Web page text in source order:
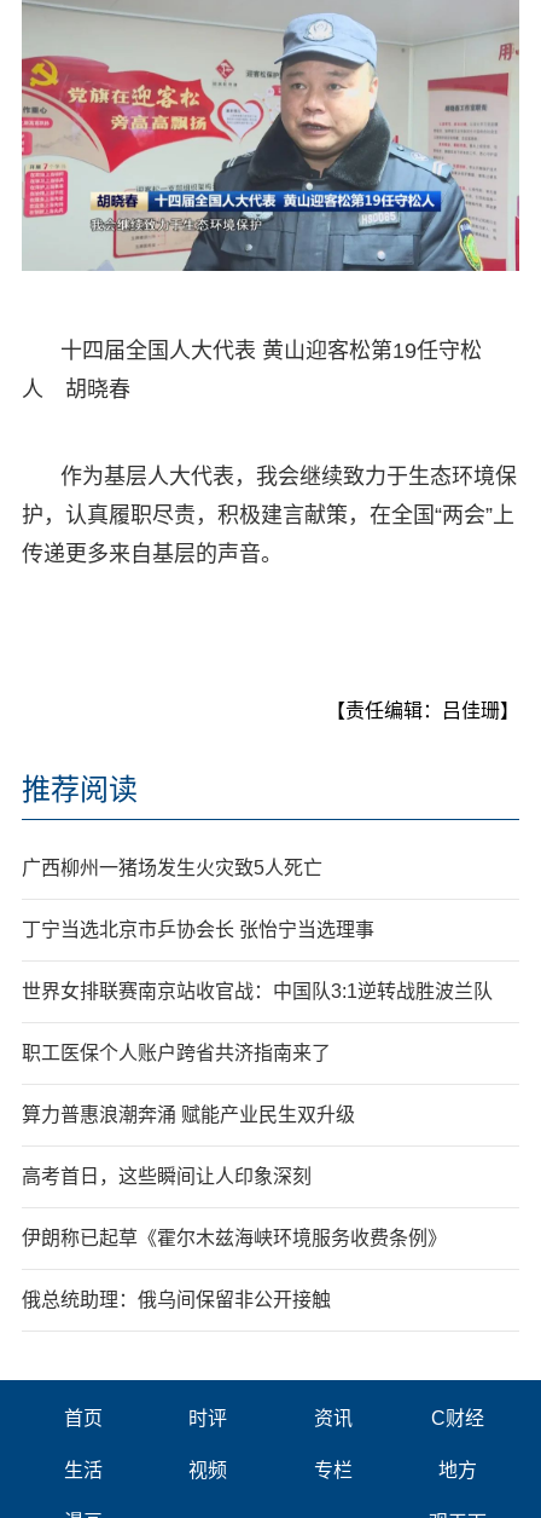
十四届全国人大代表 黄山迎客松第19任守松
人 胡晓春
作为基层人大代表，我会继续致力于生态环境保
护，认真履职尽责，积极建言献策，在全国“两会”上
传递更多来自基层的声音。
【责任编辑：吕佳珊】
推荐阅读
广西柳州一猪场发生火灾致5人死亡
丁宁当选北京市乒协会长 张怡宁当选理事
世界女排联赛南京站收官战：中国队3:1逆转战胜波兰队
职工医保个人账户跨省共济指南来了
算力普惠浪潮奔涌 赋能产业民生双升级
高考首日，这些瞬间让人印象深刻
伊朗称已起草《霍尔木兹海峡环境服务收费条例》
俄总统助理：俄乌间保留非公开接触
首页 时评 资讯 C财经
生活 视频 专栏 地方